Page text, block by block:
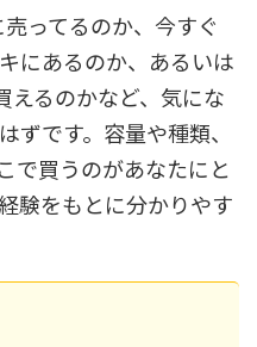
ってるのか、今すぐ
にあるのか、あるいは
えるのかなど、気にな
ずです。容量や種類、
で買うのがあなたにと
験をもとに分かりやす